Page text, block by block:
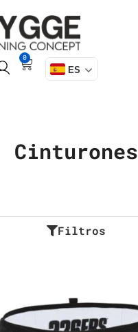
0
ES
Cinturones
Filtros